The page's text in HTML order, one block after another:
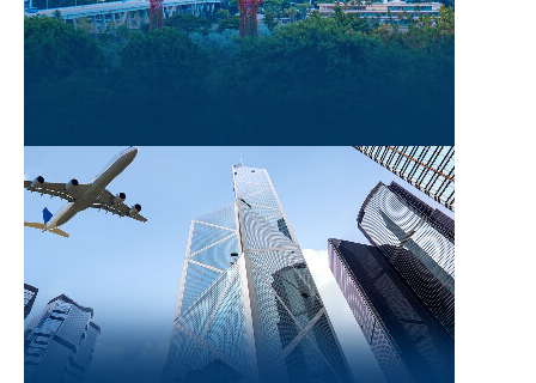
Thành lập công ty tại Singapore
Thành lập công ty với thuế thấp và quyền sở